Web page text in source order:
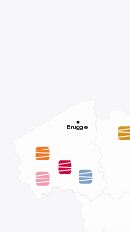
Brugge